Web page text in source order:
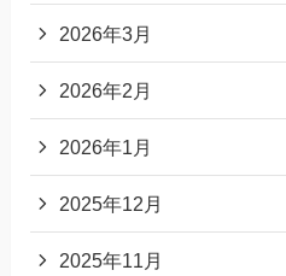
2026年3月
2026年2月
2026年1月
2025年12月
2025年11月